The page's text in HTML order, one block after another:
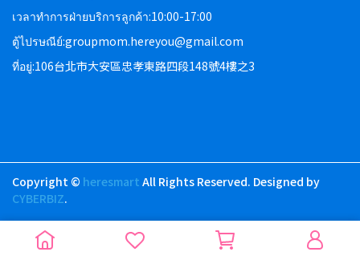
เวลาทำการฝ่ายบริการลูกค้า:10:00-17:00
ตู้ไปรษณีย์:groupmom.hereyou@gmail.com
ที่อยู่:106台北市大安區忠孝東路四段148號4樓之3
Copyright © heresmart All Rights Reserved. Designed by
CYBERBIZ.